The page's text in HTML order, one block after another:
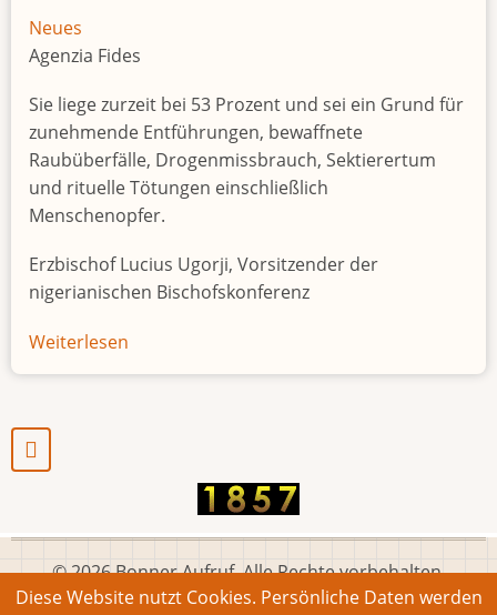
Neues
Agenzia Fides
Sie liege zurzeit bei 53 Prozent und sei ein Grund für
zunehmende Entführungen, bewaffnete
Raubüberfälle, Drogenmissbrauch, Sektierertum
und rituelle Tötungen einschließlich
Menschenopfer.
Erzbischof Lucius Ugorji, Vorsitzender der
nigerianischen Bischofskonferenz
Weiterlesen
Jugendarbeitslosigkeit
© 2026 Bonner Aufruf. Alle Rechte vorbehalten.
Diese Website nutzt Cookies. Persönliche Daten werden